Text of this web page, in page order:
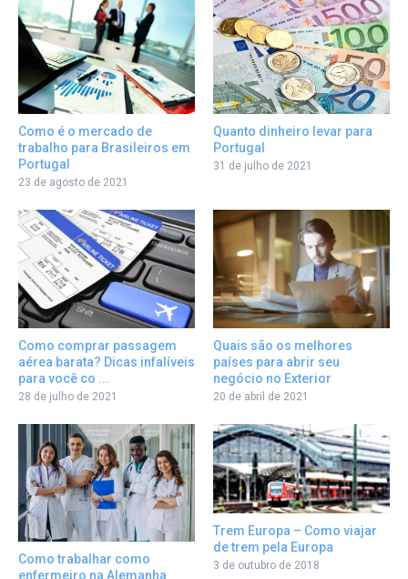
Como é o mercado de
trabalho para Brasileiros em
Portugal
23 de agosto de 2021
Quanto dinheiro levar para
Portugal
31 de julho de 2021
Como comprar passagem
aérea barata? Dicas infalíveis
para você co ...
28 de julho de 2021
Quais são os melhores
países para abrir seu
negócio no Exterior
20 de abril de 2021
Como trabalhar como
enfermeiro na Alemanha
Trem Europa – Como viajar
de trem pela Europa
3 de outubro de 2018